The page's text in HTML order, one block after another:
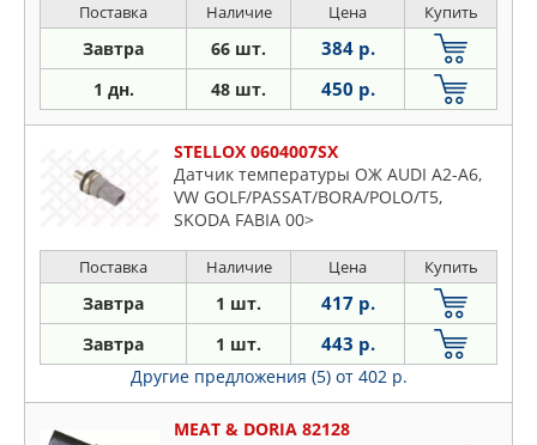
Поставка Наличие Цена Купить
Завтра 66 шт. 384 р.
1 дн. 48 шт. 450 р.
STELLOX 0604007SX
Датчик температуры ОЖ AUDI A2-A6,
VW GOLF/PASSAT/BORA/POLO/T5,
SKODA FABIA 00>
Поставка Наличие Цена Купить
Завтра 1 шт. 417 р.
Завтра 1 шт. 443 р.
Другие предложения (5) от 402 р.
MEAT & DORIA 82128